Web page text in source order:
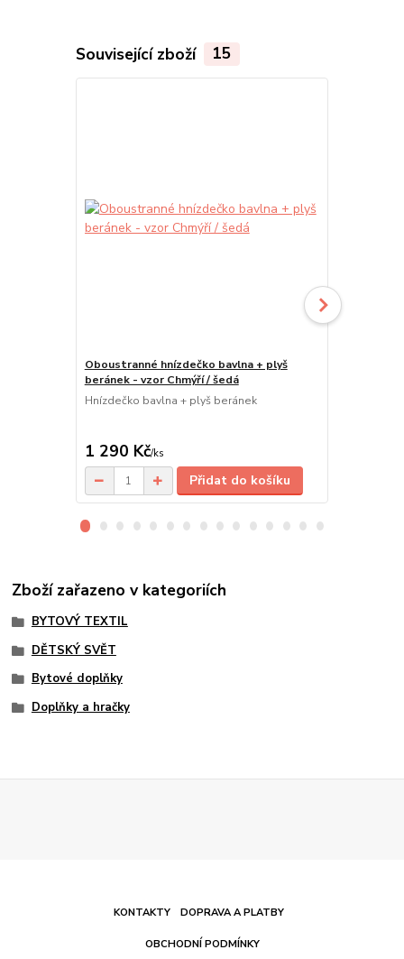
Související zboží 15
Oboustranné hnízdečko bavlna + plyš
beránek - vzor Chmýří / šedá
Hnízdečko bavlna + plyš beránek
1 290 Kč/ks
Přidat do košíku
Zboží zařazeno v kategoriích
BYTOVÝ TEXTIL
DĚTSKÝ SVĚT
Bytové doplňky
Doplňky a hračky
KONTAKTY DOPRAVA A PLATBY
OBCHODNÍ PODMÍNKY